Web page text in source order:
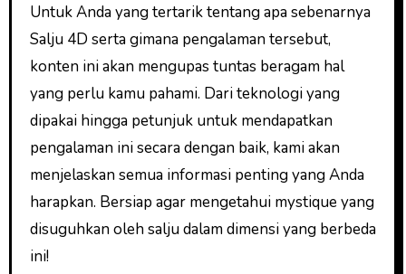
Untuk Anda yang tertarik tentang apa sebenarnya
Salju 4D serta gimana pengalaman tersebut,
konten ini akan mengupas tuntas beragam hal
yang perlu kamu pahami. Dari teknologi yang
dipakai hingga petunjuk untuk mendapatkan
pengalaman ini secara dengan baik, kami akan
menjelaskan semua informasi penting yang Anda
harapkan. Bersiap agar mengetahui mystique yang
disuguhkan oleh salju dalam dimensi yang berbeda
ini!